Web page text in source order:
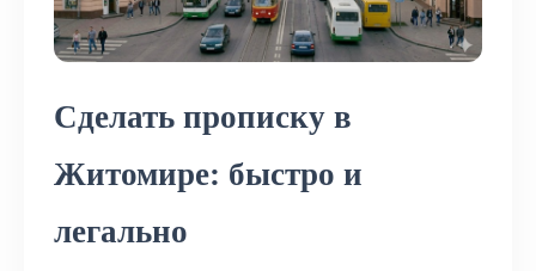
Сделать прописку в
Житомире: быстро и
легально